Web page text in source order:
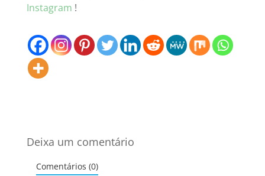
Instagram !
Deixa um comentário
Comentários (0)